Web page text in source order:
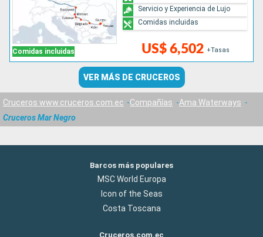
Comidas incluidas US$ 6,502 +Tasas
Servicio y Experiencia de Lujo
Comidas incluidas
VER MÁS DE CRUCEROS
Cruceros www.cruceros.com.ec Compañías
Ama Waterways
Cruceros Mar Negro
Barcos más populares
MSC World Europa
Icon of the Seas
Costa Toscana
Cruceros.com.ec